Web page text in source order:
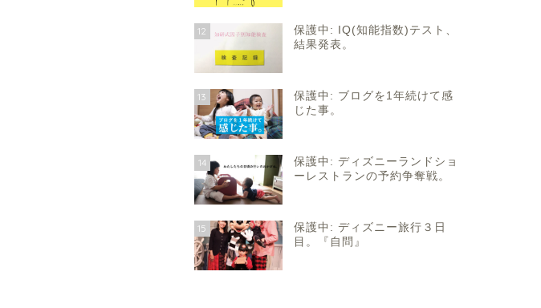
12
保護中: IQ(知能指数)テスト、
結果発表。
13
保護中: ブログを1年続けて感
じた事。
14
保護中: ディズニーランドショ
ーレストランの予約争奪戦。
15
保護中: ディズニー旅行３日
目。『自問』